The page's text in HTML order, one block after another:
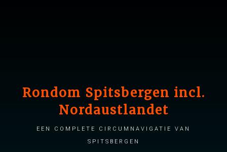
Rondom Spitsbergen incl.
Nordaustlandet
Een complete Circumnavigatie van
Spitsbergen